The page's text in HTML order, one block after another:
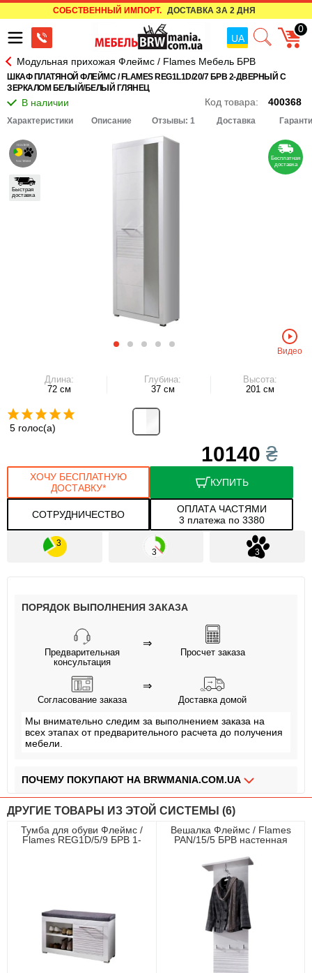
СОБСТВЕННЫЙ ИМПОРТ. ДОСТАВКА ЗА 2 ДНЯ
UA
0
Модульная прихожая Флеймс / Flames Мебель БРВ
ШКАФ ПЛАТЯНОЙ ФЛЕЙМС / FLAMES REG1L1D/20/7 БРВ 2-ДВЕРНЫЙ С
ЗЕРКАЛОМ БЕЛЫЙ/БЕЛЫЙ ГЛЯНЕЦ
Код товара: 400368
Характеристики Описание Отзывы: 1 Доставка
Видео
Длина:
72 см
Глубина:
37 см
Высота:
201 см
5 голос(а)
10140 ₴
КУПИТЬ
СОТРУДНИЧЕСТВО
ХОЧУ БЕСПЛАТНУЮ
ДОСТАВКУ*
ОПЛАТА ЧАСТЯМИ
3 платежа по 3380
ПОРЯДОК ВЫПОЛНЕНИЯ ЗАКАЗА
Предварительная
консультация
⇒
Просчет заказа
Согласование заказа
⇒
Доставка домой
Мы внимательно следим за выполнением заказа на
всех этапах от предварительного расчета до получения
мебели.
ПОЧЕМУ ПОКУПАЮТ НА BRWMANIA.COM.UA
ДОСТАВКА ЗА 2 ДНЯ
99,9% ДОВОЛЬНЫХ КЛИЕНТОВ
ДРУГИЕ ТОВАРЫ ИЗ ЭТОЙ СИСТЕМЫ (6)
Тумба для обуви Флеймс /
Flames REG1D/5/9 БРВ 1-
Вешалка Флеймс / Flames
PAN/15/5 БРВ настенная